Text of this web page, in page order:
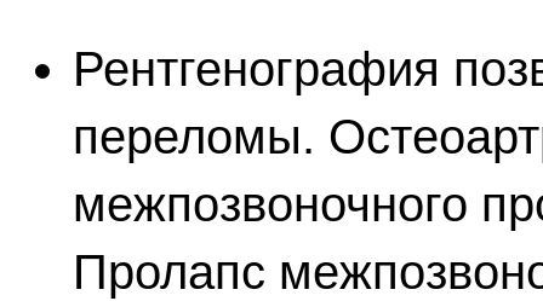
Рентгенография
переломы.
межпозвоночного
Пролапс